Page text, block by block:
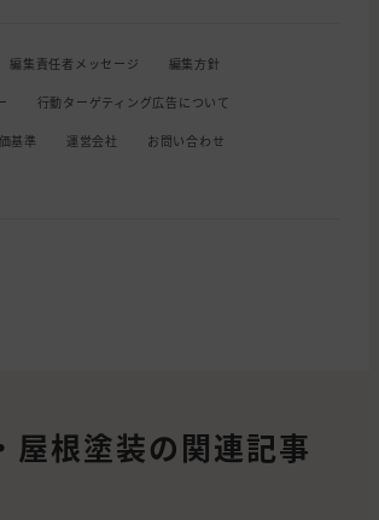
編集責任者メッセージ 編集方針
行動ターゲティング広告について
基準 運営会社 お問い合わせ
屋根塗装の関連記事